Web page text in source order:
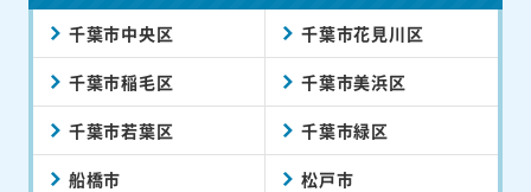
千葉市中央区 千葉市花見川区
千葉市稲毛区 千葉市美浜区
千葉市若葉区 千葉市緑区
船橋市 松戸市